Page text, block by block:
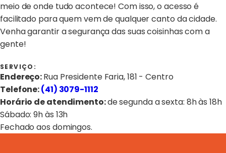
meio de onde tudo acontece! Com isso, o acesso é
facilitado para quem vem de qualquer canto da cidade.
Venha garantir a segurança das suas coisinhas com a
gente!
SERVIÇO:
Endereço:Rua Presidente Faria, 181 - Centro
Telefone:(41) 3079-1112
Horário de atendimento:de segunda a sexta: 8h às 18h
Sábado: 9h às 13h
Fechado aos domingos.